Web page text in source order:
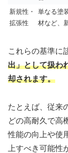
新規性・
拡張性
単なる塗
材など、
これらの基準に
出」として扱わ
却されます。
たとえば、従来
どの高耐久で高
性能の向上や使
上すべき可能性